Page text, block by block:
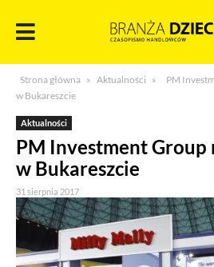
treści
Branża
dziecięca
Strona główna » Aktualności »
PM
w Bukareszcie
Aktualności
PM Investment Group
w Bukareszcie
31 sierpnia 2017